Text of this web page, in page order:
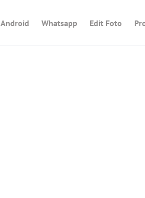
Android Whatsapp Edit Foto